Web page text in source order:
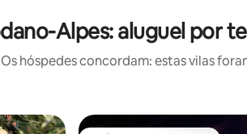
Alpes: aluguel por
Os hóspedes concordam: estas vilas